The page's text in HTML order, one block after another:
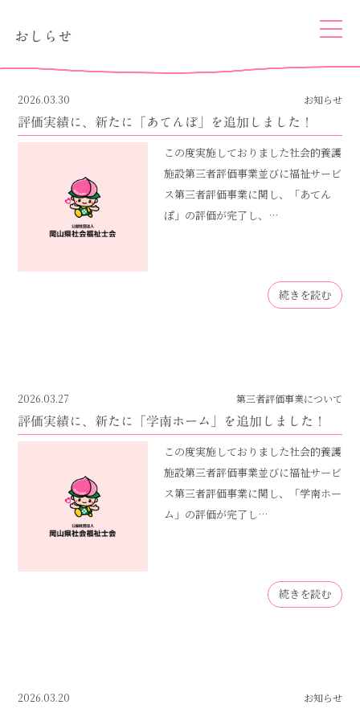
おしらせ
2026.03.30 お知らせ
評価実績に、新たに「あてんぽ」を追加しました！
この度実施しておりました社会的養護
施設第三者評価事業並びに福祉サービ
ス第三者評価事業に関し、「あてん
ぽ」の評価が完了し、…
続きを読む
2026.03.27 第三者評価事業について
評価実績に、新たに「学南ホーム」を追加しました！
この度実施しておりました社会的養護
施設第三者評価事業並びに福祉サービ
ス第三者評価事業に関し、「学南ホー
ム」の評価が完了し…
続きを読む
2026.03.20 お知らせ